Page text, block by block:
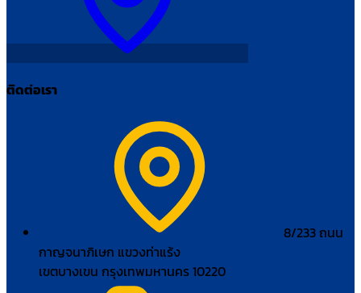
ติดต่อเรา
8/233 ถนน
กาญจนาภิเษก แขวงท่าแร้ง
เขตบางเขน กรุงเทพมหานคร 10220